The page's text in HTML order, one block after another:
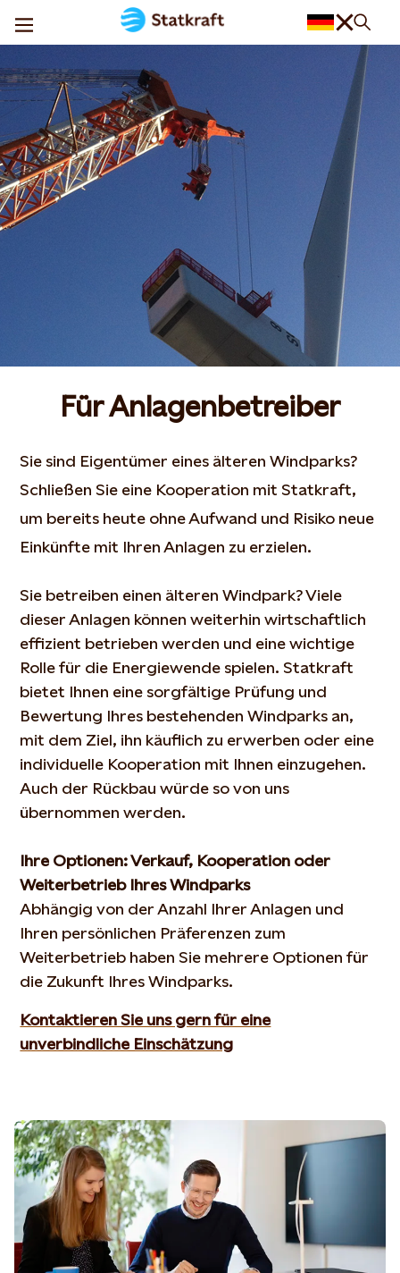
Für Anlagenbetreiber
Sie sind Eigentümer eines älteren Windparks?
Schließen Sie eine Kooperation mit Statkraft,
um bereits heute ohne Aufwand und Risiko neue
Einkünfte mit Ihren Anlagen zu erzielen.
Sie betreiben einen älteren Windpark? Viele
dieser Anlagen können weiterhin wirtschaftlich
effizient betrieben werden und eine wichtige
Rolle für die Energiewende spielen. Statkraft
bietet Ihnen eine sorgfältige Prüfung und
Bewertung Ihres bestehenden Windparks an,
mit dem Ziel, ihn käuflich zu erwerben oder eine
individuelle Kooperation mit Ihnen einzugehen.
Auch der Rückbau würde so von uns
übernommen werden.
Ihre Optionen: Verkauf, Kooperation oder
Weiterbetrieb Ihres Windparks
Abhängig von der Anzahl Ihrer Anlagen und
Ihren persönlichen Präferenzen zum
Weiterbetrieb haben Sie mehrere Optionen für
die Zukunft Ihres Windparks.
Kontaktieren Sie uns gern für eine
unverbindliche Einschätzung